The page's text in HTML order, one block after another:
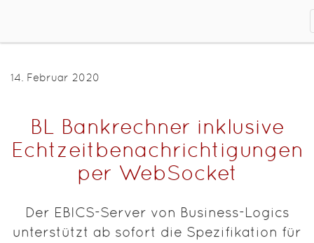
14. Februar 2020
BL Bankrechner inklusive
Echtzeitbenachrichtigungen
per WebSocket
Der EBICS-Server von Business-Logics
unterstützt ab sofort die Spezifikation für